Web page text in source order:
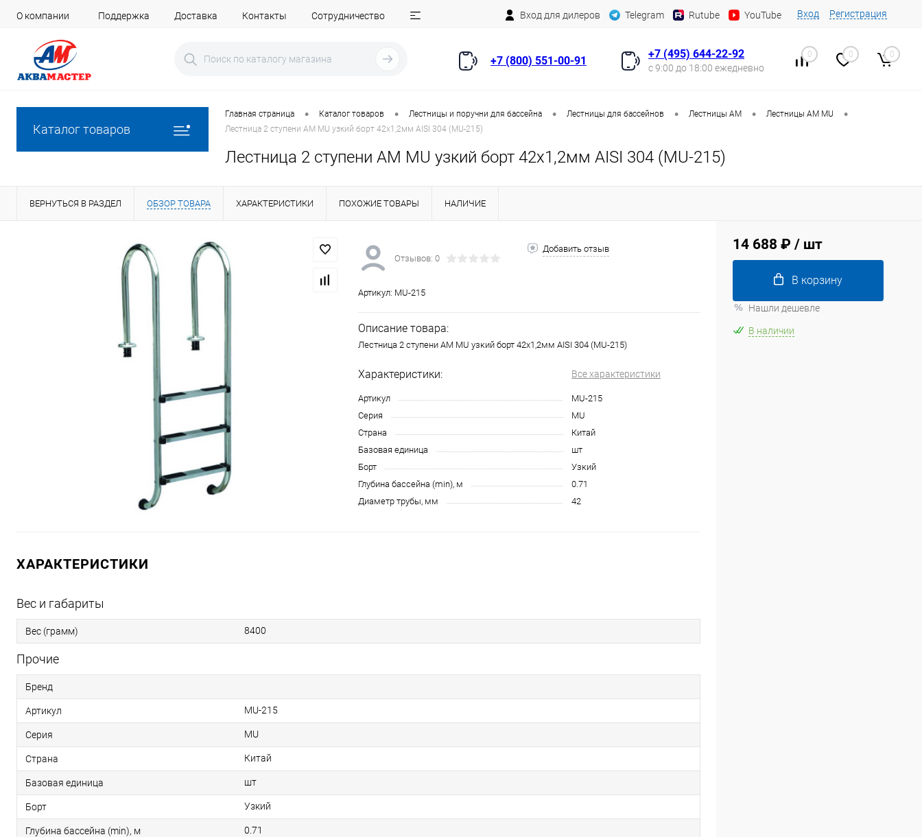
О компании Поддержка Доставка Контакты Сотрудничество Вход для дилеров Telegram Rutube YouTube Вход Регистрация
+7 (800) 551-00-91
+7 (495) 644-22-92
с 9:00 до 18:00 ежедневно
0 0 0
Каталог товаров
Главная страница • Каталог товаров • Лестницы и поручни для бассейна • Лестницы для бассейнов • Лестницы AM • Лестницы AM MU •
Лестница 2 ступени AM MU узкий борт 42х1,2мм AISI 304 (MU-215)
Лестница 2 ступени AM MU узкий борт 42х1,2мм AISI 304 (MU-215)
ВЕРНУТЬСЯ В РАЗДЕЛ ОБЗОР ТОВАРА ХАРАКТЕРИСТИКИ ПОХОЖИЕ ТОВАРЫ НАЛИЧИЕ
Отзывов: 0
Добавить отзыв
Артикул: MU-215
Описание товара:
Лестница 2 ступени AM MU узкий борт 42х1,2мм AISI 304 (MU-215)
Характеристики: Все характеристики
Артикул
MU-215
Серия
MU
Страна
Китай
Базовая единица
шт
Борт
Узкий
Глубина бассейна (min), м
0.71
Диаметр трубы, мм
42
ХАРАКТЕРИСТИКИ
Вес и габариты
Вес (грамм) 8400
Прочие
Бренд
Артикул MU-215
Серия MU
Страна Китай
Базовая единица шт
Борт Узкий
Глубина бассейна (min), м 0.71
14 688 ₽ / шт
В корзину
Нашли дешевле
В наличии